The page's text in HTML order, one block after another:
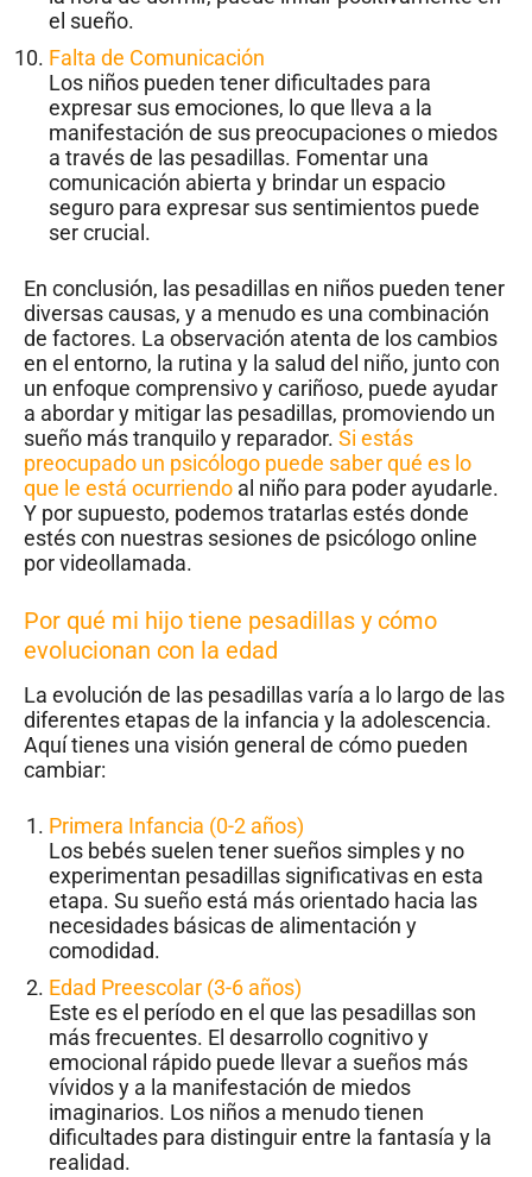
el sueño.
Falta de Comunicación
Los niños pueden tener dificultades para
expresar sus emociones, lo que lleva a la
manifestación de sus preocupaciones o miedos
a través de las pesadillas. Fomentar una
comunicación abierta y brindar un espacio
seguro para expresar sus sentimientos puede
ser crucial.
En conclusión, las pesadillas en niños pueden tener
diversas causas, y a menudo es una combinación
de factores. La observación atenta de los cambios
en el entorno, la rutina y la salud del niño, junto con
un enfoque comprensivo y cariñoso, puede ayudar
a abordar y mitigar las pesadillas, promoviendo un
sueño más tranquilo y reparador. Si estás
preocupado un psicólogo puede saber qué es lo
que le está ocurriendo al niño para poder ayudarle.
Y por supuesto, podemos tratarlas estés donde
estés con nuestras sesiones de psicólogo online
por videollamada.
Por qué mi hijo tiene pesadillas y cómo
evolucionan con la edad
La evolución de las pesadillas varía a lo largo de las
diferentes etapas de la infancia y la adolescencia.
Aquí tienes una visión general de cómo pueden
cambiar:
Primera Infancia (0-2 años)
Los bebés suelen tener sueños simples y no
experimentan pesadillas significativas en esta
etapa. Su sueño está más orientado hacia las
necesidades básicas de alimentación y
comodidad.
Edad Preescolar (3-6 años)
Este es el período en el que las pesadillas son
más frecuentes. El desarrollo cognitivo y
emocional rápido puede llevar a sueños más
vívidos y a la manifestación de miedos
imaginarios. Los niños a menudo tienen
dificultades para distinguir entre la fantasía y la
realidad.